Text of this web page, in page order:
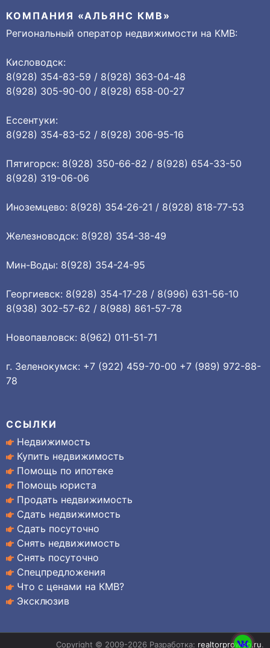
КОМПАНИЯ «АЛЬЯНС КМВ»
Региональный оператор недвижимости на КМВ:
Кисловодск:
8(928) 354-83-59 / 8(928) 363-04-48
8(928) 305-90-00 / 8(928) 658-00-27
Ессентуки:
8(928) 354-83-52 / 8(928) 306-95-16
Пятигорск: 8(928) 350-66-82 / 8(928) 654-33-50
8(928) 319-06-06
Иноземцево: 8(928) 354-26-21 / 8(928) 818-77-53
Железноводск: 8(928) 354-38-49
Мин-Воды: 8(928) 354-24-95
Георгиевск: 8(928) 354-17-28 / 8(996) 631-56-10
8(938) 302-57-62 / 8(988) 861-57-78
Новопавловск: 8(962) 011-51-71
г. Зеленокумск: +7 (922) 459-70-00 +7 (989) 972-88-
78
ССЫЛКИ
Недвижимость
Купить недвижимость
Помощь по ипотеке
Помощь юриста
Продать недвижимость
Сдать недвижимость
Сдать посуточно
Снять недвижимость
Снять посуточно
Спецпредложения
Что с ценами на КМВ?
Эксклюзив
Copyright © 2009-2026 Разработка: realtorproweb.ru.